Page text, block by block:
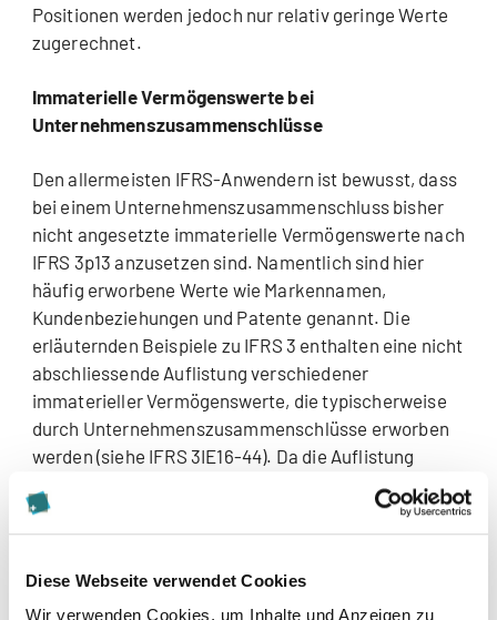
Diese Webseite verwendet Cookies
Wir verwenden Cookies, um Inhalte und Anzeigen zu
Positionen werden jedoch nur relativ geringe Werte
zugerechnet.
Immaterielle Vermögenswerte bei
Unternehmenszusammenschlüsse
Den allermeisten IFRS-Anwendern ist bewusst, dass
bei einem Unternehmenszusammenschluss bisher
nicht angesetzte immaterielle Vermögenswerte nach
IFRS 3p13 anzusetzen sind. Namentlich sind hier
häufig erworbene Werte wie Markennamen,
Kundenbeziehungen und Patente genannt. Die
erläuternden Beispiele zu IFRS 3 enthalten eine nicht
abschliessende Auflistung verschiedener
immaterieller Vermögenswerte, die typischerweise
durch Unternehmenszusammenschlüsse erworben
werden (siehe IFRS 3IE16-44). Da die Auflistung
keinen Anspruch auf Vollständigkeit erhebt, sollte
das Vorhandensein weiterer immaterieller
Vermögenswerten überprüft werden. Dabei ist zu